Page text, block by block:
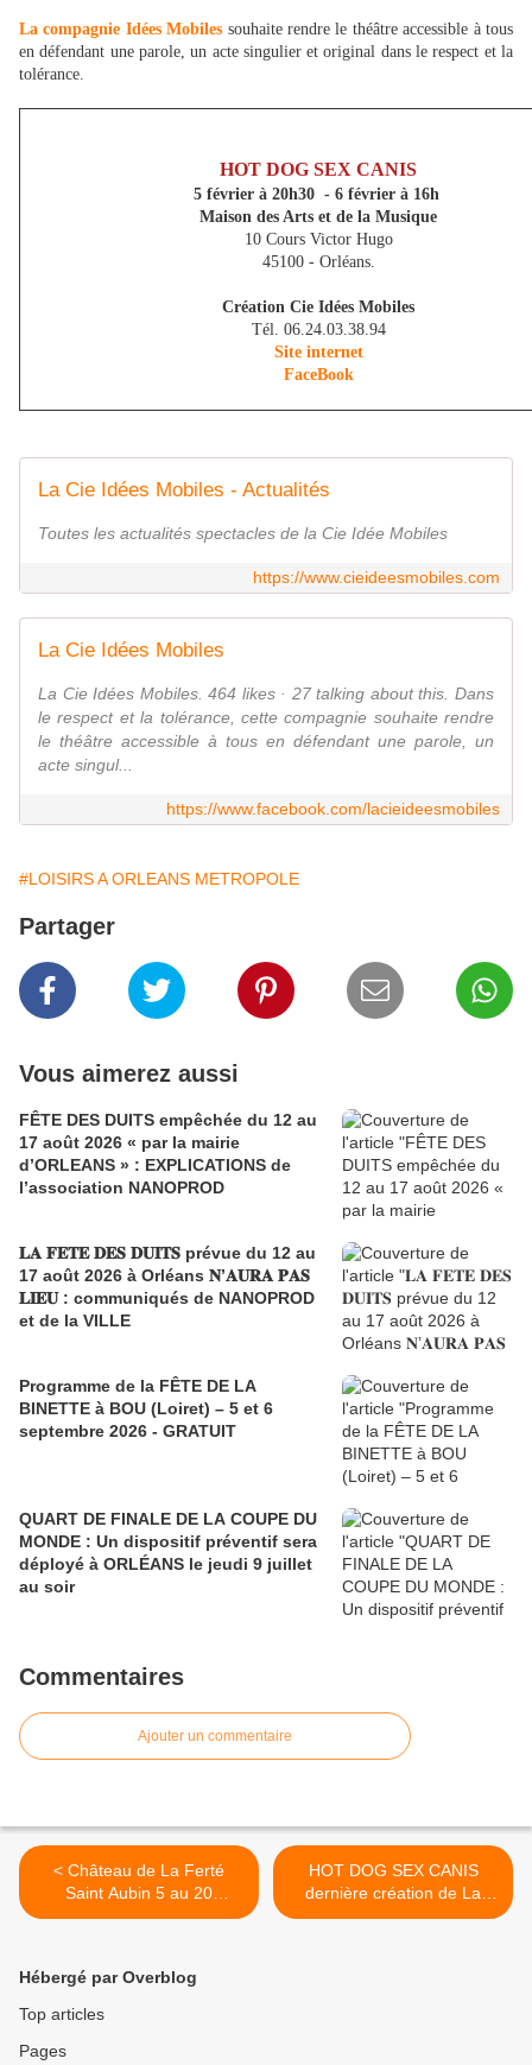
La compagnie Idées Mobiles souhaite rendre le théâtre accessible à tous
en défendant une parole, un acte singulier et original dans le respect et la
tolérance.
HOT DOG SEX CANIS
5 février à 20h30 - 6 février à 16h
Maison des Arts et de la Musique
10 Cours Victor Hugo
45100 - Orléans.
Création Cie Idées Mobiles
Tél. 06.24.03.38.94
Site internet
FaceBook
La Cie Idées Mobiles - Actualités
Toutes les actualités spectacles de la Cie Idée Mobiles
https://www.cieideesmobiles.com
La Cie Idées Mobiles
La Cie Idées Mobiles. 464 likes · 27 talking about this. Dans
le respect et la tolérance, cette compagnie souhaite rendre
le théâtre accessible à tous en défendant une parole, un
acte singul...
https://www.facebook.com/lacieideesmobiles
#LOISIRS A ORLEANS METROPOLE
Partager
Vous aimerez aussi
FÊTE DES DUITS empêchée du 12 au
17 août 2026 « par la mairie
d’ORLEANS » : EXPLICATIONS de
l’association NANOPROD
𝐋𝐀 𝐅𝐄𝐓𝐄 𝐃𝐄𝐒 𝐃𝐔𝐈𝐓𝐒 prévue du 12 au
17 août 2026 à Orléans 𝐍’𝐀𝐔𝐑𝐀 𝐏𝐀𝐒
𝐋𝐈𝐄𝐔 : communiqués de NANOPROD
et de la VILLE
Programme de la FÊTE DE LA
BINETTE à BOU (Loiret) – 5 et 6
septembre 2026 - GRATUIT
QUART DE FINALE DE LA COUPE DU
MONDE : Un dispositif préventif sera
déployé à ORLÉANS le jeudi 9 juillet
au soir
Commentaires
Ajouter un commentaire
< Château de La Ferté
Saint Aubin 5 au 20
février...
HOT DOG SEX CANIS
dernière création de La
Cie... >
Hébergé par Overblog
Top articles
Pages